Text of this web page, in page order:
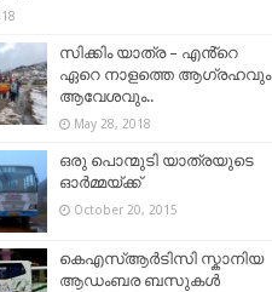
സിക്കിം യാത്ര – എൻ്റെ
ഏറെ നാളത്തെ ആഗ്രഹവും
ആവേശവും..
May 28, 2018
ഒരു പൊന്മുടി യാത്രയുടെ
ഓർമ്മയ്ക്ക്
October 20, 2015
കെഎസ്ആർടിസി സ്കാനിയ
ആഡംബര ബസുകൾ